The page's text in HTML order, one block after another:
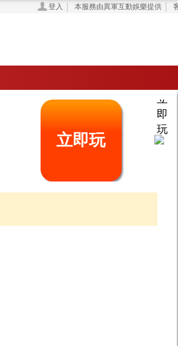
登入 本服務由異軍互動娛樂提供
立即玩
一
立
即
玩